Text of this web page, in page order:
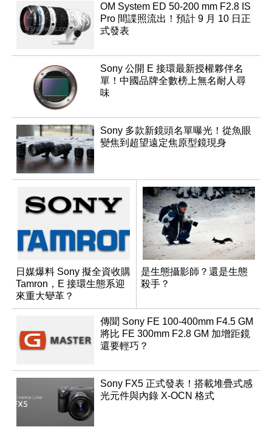
OM System ED 50-200 mm F2.8 IS
Pro 間諜照流出！預計 9 月 10 日正
式發表
Sony 公開 E 接環最新授權夥伴名
單！中國品牌全數榜上無名耐人尋
味
Sony 多款新鏡頭名單曝光！從魚眼
變焦到超望遠定焦原型鏡現身
日媒爆料 Sony 擬全資收購
Tamron，E 接環生態系迎
來重大變革？
是生態攝影師？還是生態
殺手？
傳聞 Sony FE 100-400mm F4.5 GM
將比 FE 300mm F2.8 GM 加增距鏡
還要輕巧？
Sony FX5 正式發表！搭載堆疊式感
光元件與內錄 X-OCN 格式